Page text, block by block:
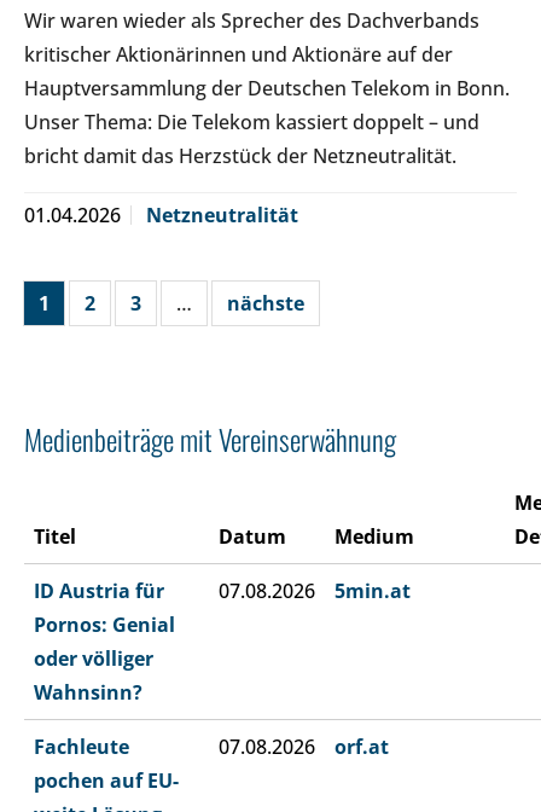
Wir waren wieder als Sprecher des Dachverbands
kritischer Aktionärinnen und Aktionäre auf der
Hauptversammlung der Deutschen Telekom in Bonn.
Unser Thema: Die Telekom kassiert doppelt – und
bricht damit das Herzstück der Netzneutralität.
01.04.2026 Netzneutralität
1 2 3 … nächste
Medienbeiträge mit Vereinserwähnung
Titel Datum Medium
ID Austria für
Pornos: Genial
oder völliger
Wahnsinn?
07.08.2026 5min.at
Fachleute
pochen auf EU-
07.08.2026 orf.at